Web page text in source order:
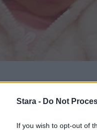
Stara - Do Not
If you wish to opt-out of
suloisia kuvia
Tequila on